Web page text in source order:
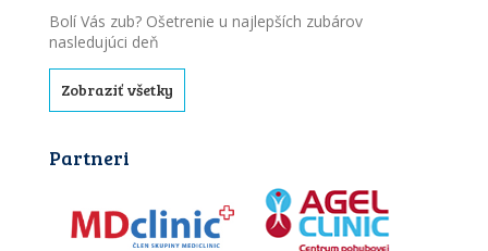
Bolí Vás zub? Ošetrenie u najlepších zubárov
nasledujúci deň
Zobraziť všetky
Partneri